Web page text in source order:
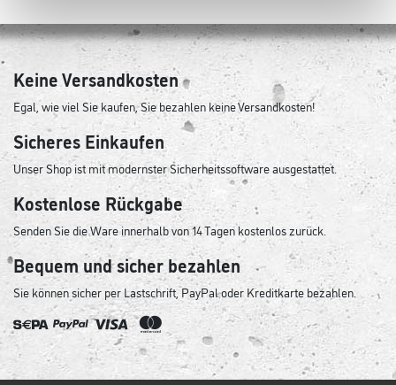
Keine Versandkosten
Egal, wie viel Sie kaufen, Sie bezahlen keine Versandkosten!
Sicheres Einkaufen
Unser Shop ist mit modernster Sicherheitssoftware ausgestattet.
Kostenlose Rückgabe
Senden Sie die Ware innerhalb von 14 Tagen kostenlos zurück.
Bequem und sicher bezahlen
Sie können sicher per Lastschrift, PayPal oder Kreditkarte bezahlen.